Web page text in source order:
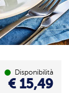
Disponibilità
€ 15,49